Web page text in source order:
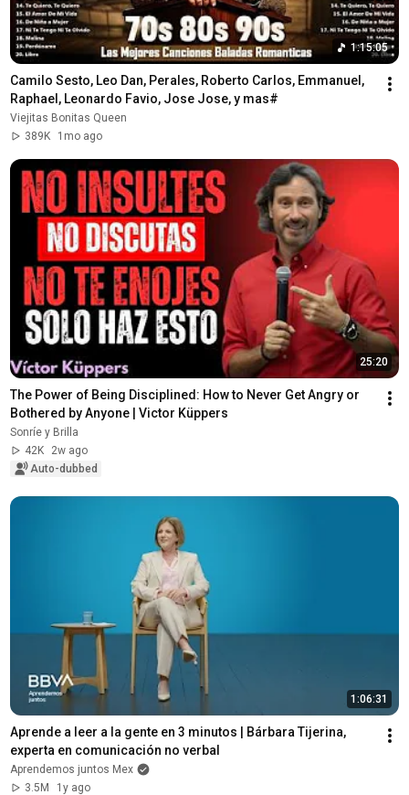
1:15:05
Camilo Sesto, Leo Dan, Perales, Roberto Carlos, Emmanuel,
Raphael, Leonardo Favio, Jose Jose, y mas#
Viejitas Bonitas Queen
389K
1mo ago
25:20
The Power of Being Disciplined: How to Never Get Angry or
Bothered by Anyone | Victor Küppers
Sonríe y Brilla
42K
2w ago
Auto-dubbed
1:06:31
Aprende a leer a la gente en 3 minutos | Bárbara Tijerina,
experta en comunicación no verbal
Aprendemos juntos Mex
3.5M
1y ago